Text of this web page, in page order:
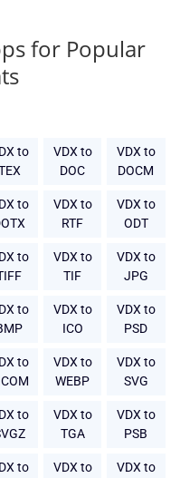
for Popular
to
VDX to
DOC
VDX to
DOCM
to
VDX to
RTF
VDX to
ODT
to
VDX to
TIF
VDX to
JPG
to
VDX to
ICO
VDX to
PSD
to
VDX to
WEBP
VDX to
SVG
to
VDX to
TGA
VDX to
PSB
to
VDX to
VDX to